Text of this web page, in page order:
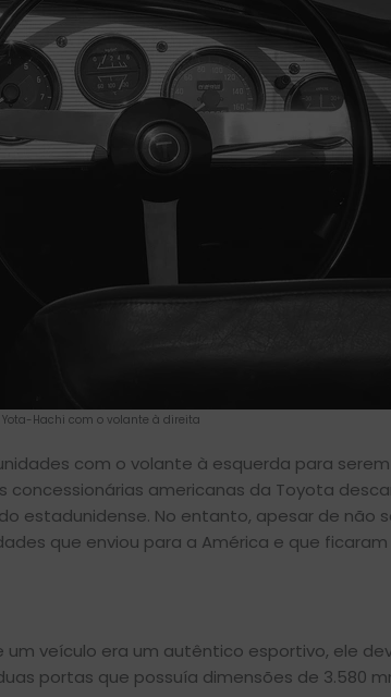
Hachi com o volante à direita
com o volante à esquerda para
concessionárias americanas da Toyota
estadunidense. No entanto, apesar de não
que enviou para a América e que ficaram
veículo era um autêntico esportivo, ele
portas que possuía dimensões de 3.580